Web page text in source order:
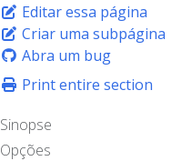
Editar essa página
Criar uma subpágina
Abra um bug
Print entire section
Sinopse
Opções